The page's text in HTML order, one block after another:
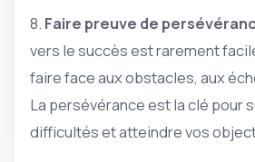
8. Faire preuve de
vers le succès est rarement
faire face aux obstacles, aux
La persévérance est la clé pour
difficultés et atteindre vos